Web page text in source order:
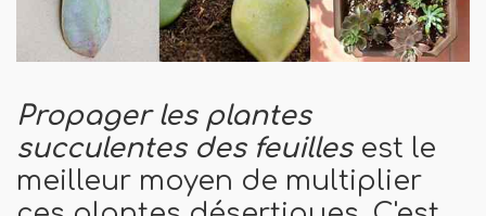
Propager les plantes
succulentes des feuillesest le
meilleur moyen de multiplier